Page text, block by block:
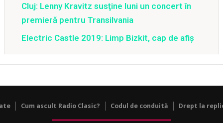
Cluj: Lenny Kravitz susţine luni un concert în
premieră pentru Transilvania
Electric Castle 2019: Limp Bizkit, cap de afiş
Cum ascult Radio Clasic? Codul de conduită Drept la